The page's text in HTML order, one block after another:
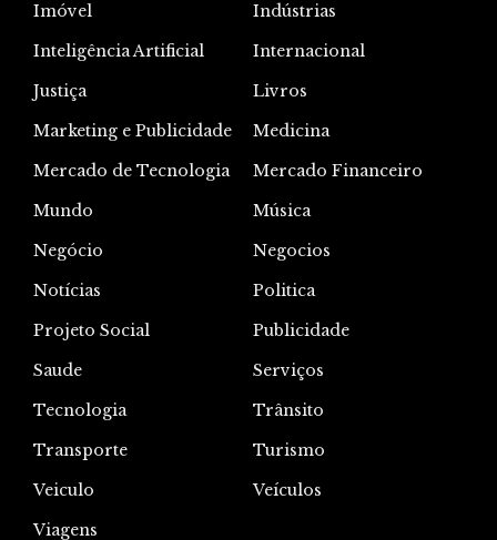
Imóvel
Indústrias
Inteligência Artificial
Internacional
Justiça
Livros
Marketing e Publicidade
Medicina
Mercado de Tecnologia
Mercado Financeiro
Mundo
Música
Negócio
Negocios
Notícias
Politica
Projeto Social
Publicidade
Saude
Serviços
Tecnologia
Trânsito
Transporte
Turismo
Veiculo
Veículos
Viagens